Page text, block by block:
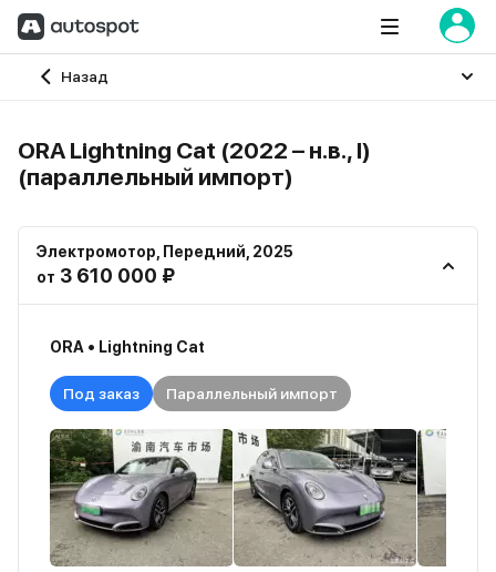
Назад
Главная
ORA Lightning Cat (2022 – н.в., I)
(параллельный импорт)
Электромотор Передний 2025
от 3 610 000 ₽
ORA • Lightning Cat
Под заказ Параллельный импорт